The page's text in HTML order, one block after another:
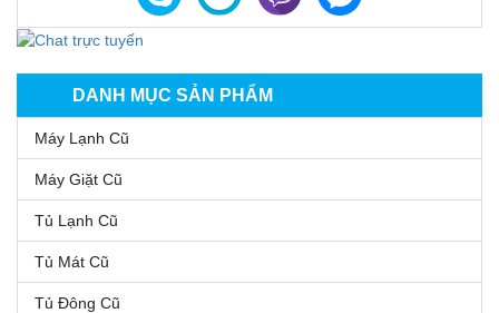
DANH MỤC SẢN PHẨM
Máy Lạnh Cũ
Máy Giặt Cũ
Tủ Lạnh Cũ
Tủ Mát Cũ
Tủ Đông Cũ